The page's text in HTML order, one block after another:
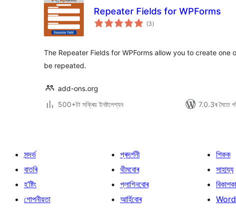
Repeater Fields for WPForms
(3টা
মুঠ)
The Repeater Fields for WPForms allow you to create one
be repeated.
add-ons.org
500+টা সক্ৰিয় ইনষ্টলেশ্যন
7.0.3ৰ সৈতে
সন্দৰ্ভ
বাতৰি
হ’ষ্টিং
গোপনীয়তা
প্ৰদৰ্শনী
থীমবোৰ
প্লাগিনবোৰ
আৰ্হিবোৰ
শিকক
সাহায্য